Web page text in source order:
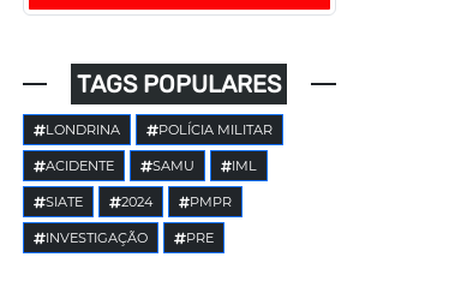
TAGS POPULARES
LONDRINA POLÍCIA MILITAR
ACIDENTE SAMU IML
SIATE 2024 PMPR
INVESTIGAÇÃO PRE